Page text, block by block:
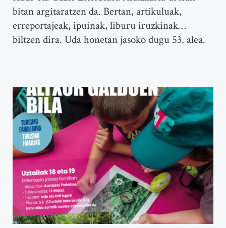
bitan argitaratzen da. Bertan, artikuluak,
erreportajeak, ipuinak, liburu iruzkinak…
biltzen dira. Uda honetan jasoko dugu 53. alea.